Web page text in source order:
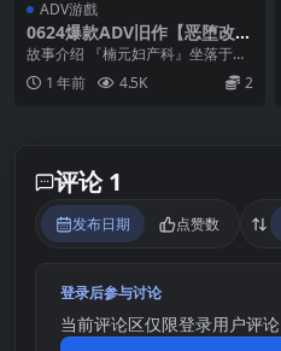
ADV游戲
0624爆款ADV旧作【恶堕改
造】110～妇产科 死刑犯 医院
劫持~110～産婦人科 死刑囚
病院ジャック+全回想【中文
故事介绍 『楠元妇产科』坐落于悠
闲安静的住宅区中。 今天，护士们
依旧尽职尽责地接...
1 年前 4.5K 2
评论 1
发布日期 点赞数
登录后参与讨论
当前评论区仅限登录用户评论